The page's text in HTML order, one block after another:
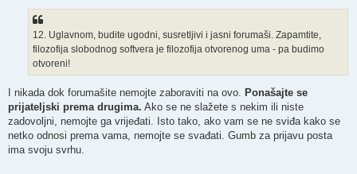
12. Uglavnom, budite ugodni, susretljivi i jasni forumaši. Zapamtite,
filozofija slobodnog softvera je filozofija otvorenog uma - pa budimo
otvoreni!
I nikada dok forumašite nemojte zaboraviti na ovo. Ponašajte se
prijateljski prema drugima. Ako se ne slažete s nekim ili niste
zadovoljni, nemojte ga vrijeđati. Isto tako, ako vam se ne sviđa kako se
netko odnosi prema vama, nemojte se svađati. Gumb za prijavu posta
ima svoju svrhu.